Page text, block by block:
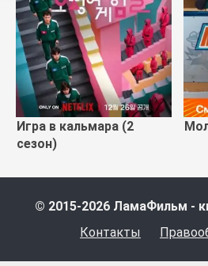
Игра в кальмара (2
сезон)
© 2015-2026 ЛамаФильм -
Контакты